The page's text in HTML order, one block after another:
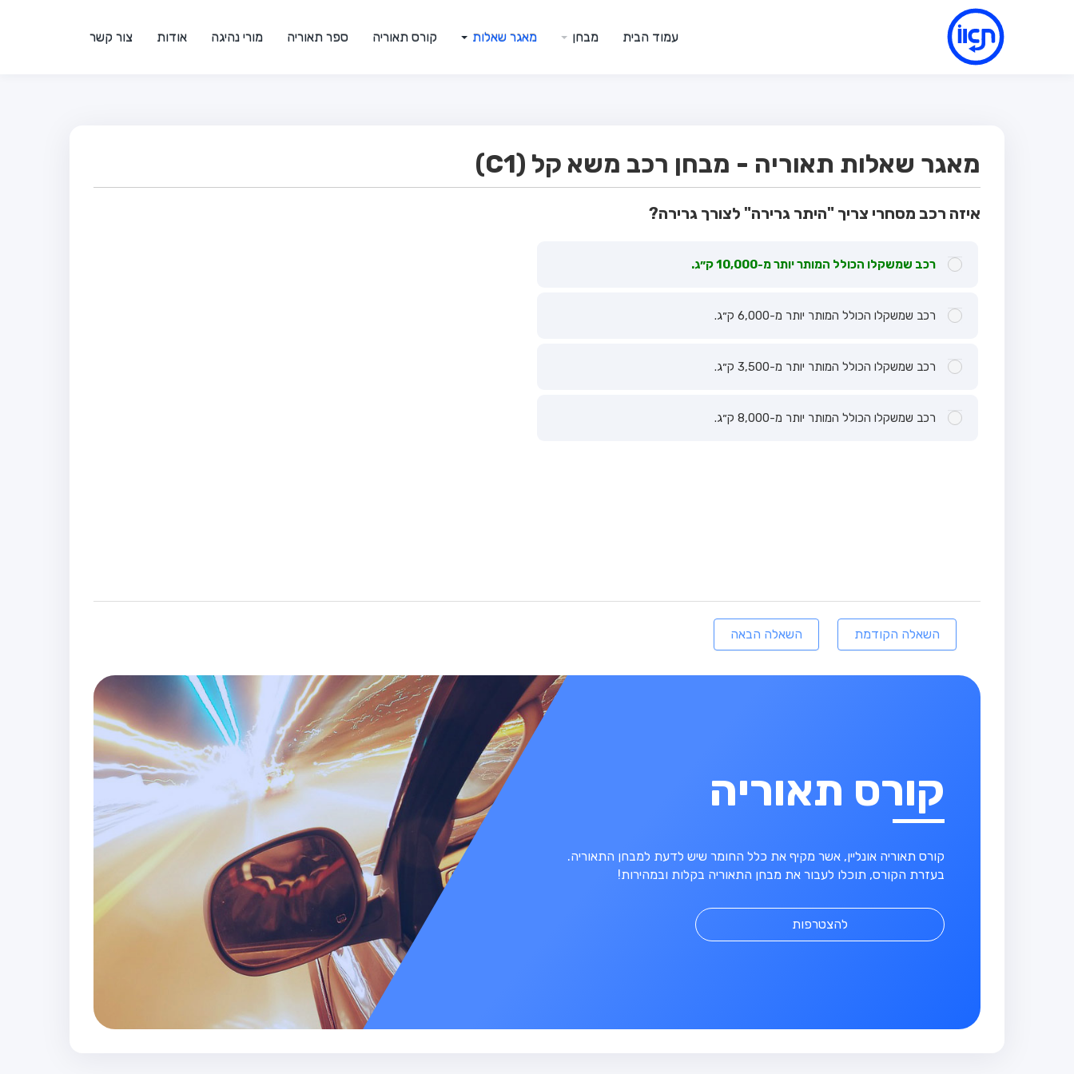
עמוד הבית מבחן מאגר שאלות קורס תאוריה ספר תאוריה מורי נהיגה אודות צור קשר
מאגר שאלות תאוריה - מבחן רכב משא קל (C1)
איזה רכב מסחרי צריך "היתר גרירה" לצורך גרירה?
רכב שמשקלו הכולל המותר יותר מ-10,000 ק״ג.
רכב שמשקלו הכולל המותר יותר מ-6,000 ק״ג.
רכב שמשקלו הכולל המותר יותר מ-3,500 ק״ג.
רכב שמשקלו הכולל המותר יותר מ-8,000 ק״ג.
השאלה הקודמת השאלה הבאה
קורס תאוריה
קורס תאוריה אונליין, אשר מקיף את כלל החומר שיש לדעת למבחן התאוריה.
בעזרת הקורס, תוכלו לעבור את מבחן התאוריה בקלות ובמהירות!
להצטרפות